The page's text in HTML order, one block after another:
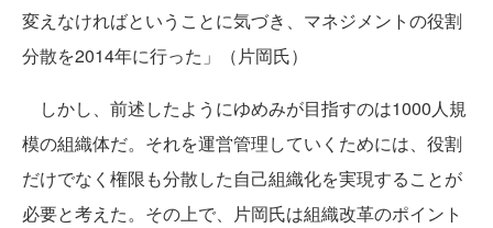
変えなければということに気づき、マネジメントの役割
分散を2014年に行った」（片岡氏）
しかし、前述したようにゆめみが目指すのは1000人規
模の組織体だ。それを運営管理していくためには、役割
だけでなく権限も分散した自己組織化を実現することが
必要と考えた。その上で、片岡氏は組織改革のポイント